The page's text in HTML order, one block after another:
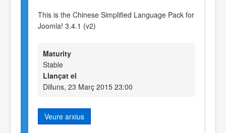
This is the Chinese Simplified Language Pack for
Joomla! 3.4.1 (v2)
Maturity
Stable
Llançat el
Dilluns, 23 Març 2015 23:00
Veure arxius